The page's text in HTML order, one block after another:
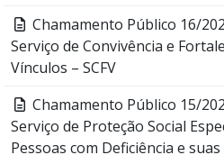
Chamamento Público 16/
Serviço de Convivência e
Vínculos – SCFV
Chamamento Público 15/
Serviço de Proteção Social
Pessoas com Deficiência e suas